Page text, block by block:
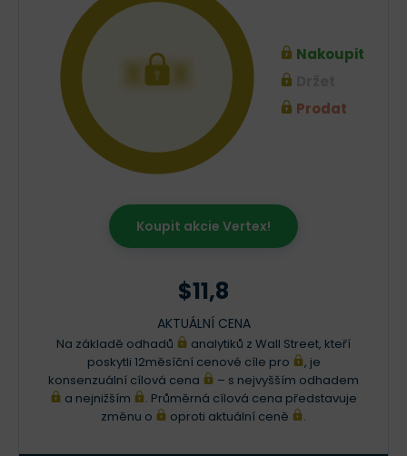
XXX
Nakoupit
Prodat
Koupit akcie Vertex!
$11,8
AKTUÁLNÍ CENA
Na základě odhadů
analytiků z Wall Street, kteří
poskytli 12měsíční cenové cíle pro
, je
konsenzuální cílová cena
– s nejvyšším odhadem
a nejnižším
. Průměrná cílová cena představuje
změnu o
oproti aktuální ceně .